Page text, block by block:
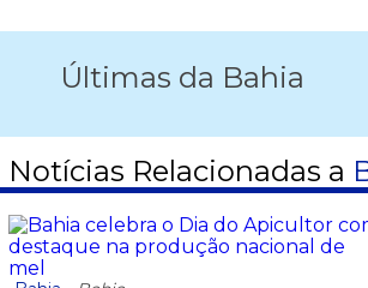
Últimas da Bahia
Notícias Relacionadas a